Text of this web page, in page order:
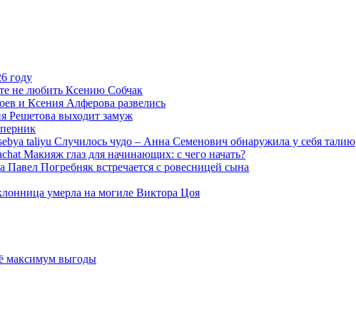
году
не любить Ксению Собчак
и Ксения Алферова развелись
Решетова выходит замуж
Случилось чудо – Анна Семенович обнаружила у себя талию
Макияж глаз для начинающих: с чего начать?
Павел Погребняк встречается с ровесницей сына
умерла на могиле Виктора Цоя
максимум выгоды